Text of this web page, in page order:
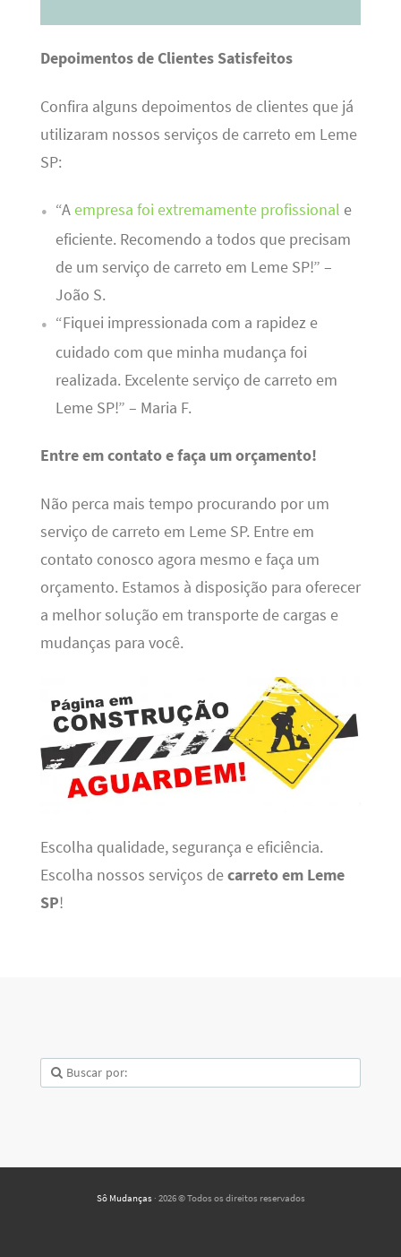
Depoimentos de Clientes Satisfeitos
Confira alguns depoimentos de clientes que já
utilizaram nossos serviços de carreto em Leme
SP:
“Aempresa foi extremamente profissional e
eficiente. Recomendo a todos que precisam
de um serviço de carreto em Leme SP!” –
João S.
“Fiquei impressionada com a rapidez e
cuidado com que minha mudança foi
realizada. Excelente serviço de carreto em
Leme SP!” – Maria F.
Entre em contato e faça um orçamento!
Não perca mais tempo procurando por um
serviço de carreto em Leme SP. Entre em
contato conosco agora mesmo e faça um
orçamento. Estamos à disposição para oferecer
a melhor solução em transporte de cargas e
mudanças para você.
Escolha qualidade, segurança e eficiência.
Escolha nossos serviços decarreto em Leme
SP!
Sô Mudanças· 2026 © Todos os direitos reservados